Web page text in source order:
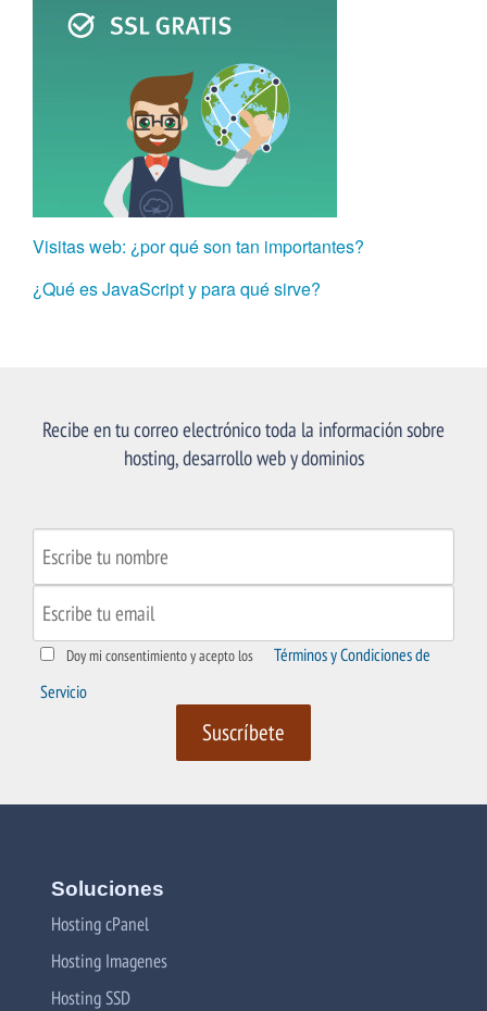
Visitas web: ¿por qué son tan importantes?
¿Qué es JavaScript y para qué sirve?
Recibe en tu correo electrónico toda la información sobre
hosting, desarrollo web y dominios
Doy mi consentimiento y acepto los
Términos y Condiciones de
Servicio
Soluciones
Hosting cPanel
Hosting Imagenes
Hosting SSD